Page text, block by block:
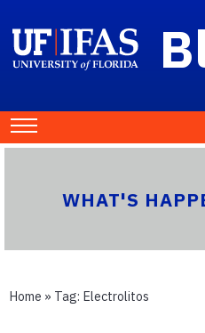
WHAT'S
Home » Tag: Electrolitos